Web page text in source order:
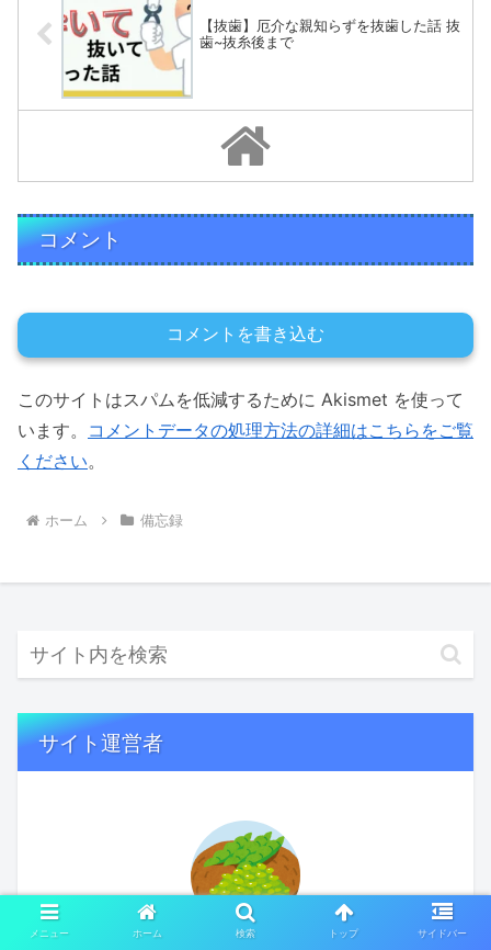
【抜歯】厄介な親知らずを抜歯した話 抜
歯~抜糸後まで
コメント
コメントを書き込む
このサイトはスパムを低減するために Akismet を使って
います。 コメントデータの処理方法の詳細はこちらをご覧
ください。
ホーム 備忘録
サイト運営者
メニュー ホーム 検索 トップ サイドバー